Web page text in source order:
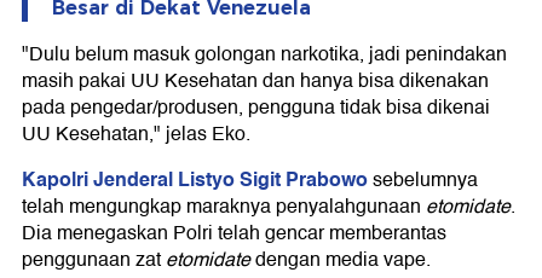
Besar di Dekat Venezuela
"Dulu belum masuk golongan narkotika, jadi penindakan
masih pakai UU Kesehatan dan hanya bisa dikenakan
pada pengedar/produsen, pengguna tidak bisa dikenai
UU Kesehatan," jelas Eko.
Kapolri Jenderal Listyo Sigit Prabowosebelumnya
telah mengungkap maraknya penyalahgunaan etomidate.
Dia menegaskan Polri telah gencar memberantas
penggunaan zatetomidatedengan media vape.